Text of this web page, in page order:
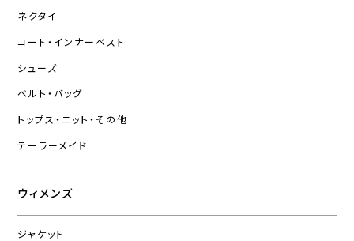
ネクタイ
コート・インナーベスト
シューズ
ベルト・バッグ
トップス・ニット・その他
テーラーメイド
ウィメンズ
ジャケット